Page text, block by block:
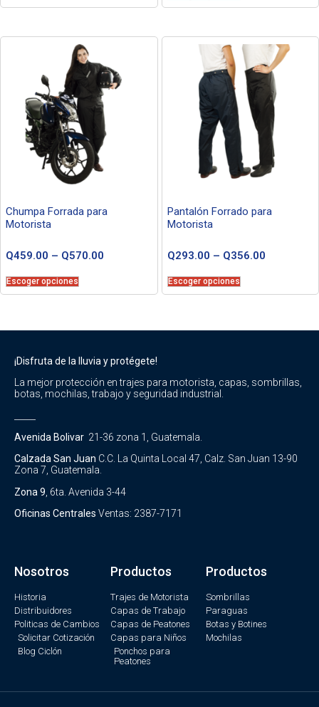
Chumpa Forrada para
Motorista
Q459.00 – Q570.00
Escoger opciones
Pantalón Forrado para
Motorista
Q293.00 – Q356.00
Escoger opciones
¡Disfruta de la lluvia y protégete!
La mejor protección en trajes para motorista, capas, sombrillas,
botas, mochilas, trabajo y seguridad industrial.
Avenida Bolivar 21-36 zona 1, Guatemala.
Calzada San Juan C.C. La Quinta Local 47, Calz. San Juan 13-90
Zona 7, Guatemala.
Zona 9 , 6ta. Avenida 3-44
Oficinas Centrales Ventas: 2387-7171
Nosotros
Historia
Distribuidores
Politicas de Cambios
Solicitar Cotización
Blog Ciclón
Productos
Trajes de Motorista
Capas de Trabajo
Capas de Peatones
Capas para Niños
Ponchos para
Peatones
Productos
Sombrillas
Paraguas
Botas y Botines
Mochilas